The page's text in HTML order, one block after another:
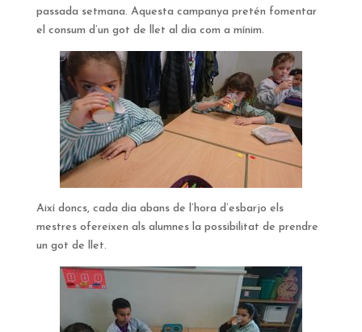
passada setmana. Aquesta campanya pretén fomentar
el consum d’un got de llet al dia com a mínim.
Així doncs, cada dia abans de l’hora d’esbarjo els
mestres ofereixen als alumnes la possibilitat de prendre
un got de llet.